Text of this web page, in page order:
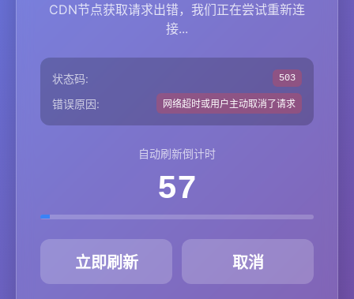
CDN节点获取请求出错，我们正在尝试重新连
接...
状态码: 503
错误原因: 网络超时或用户主动取消了请求
自动刷新倒计时
57
立即刷新 取消